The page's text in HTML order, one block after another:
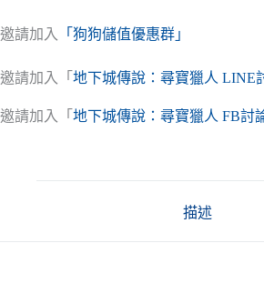
NT$30
到
邀請加入 「狗狗儲值優惠群」
邀請加入「 地下城傳說：尋寶獵人 LINE
邀請加入「 地下城傳說：尋寶獵人 FB討
描述